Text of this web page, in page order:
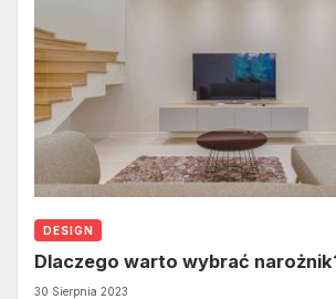
DESIGN
Dlaczego warto wybrać
30 Sierpnia 2023